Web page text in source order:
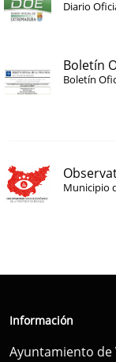
Diario
Boletín
Boletín
Municipio
Información
Ayuntamiento de